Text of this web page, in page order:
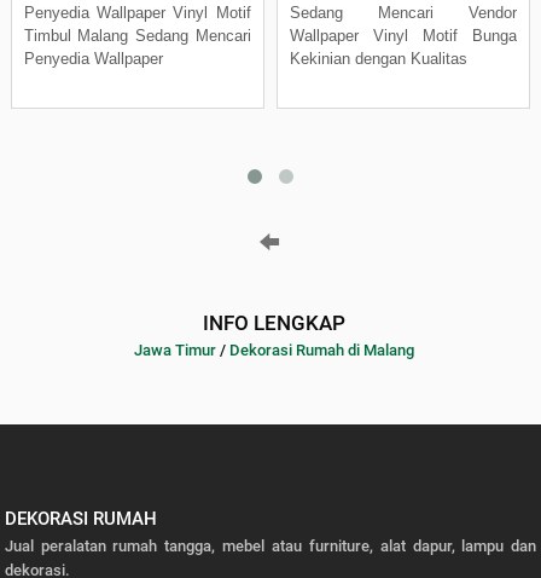
Penyedia Wallpaper Vinyl Motif
Timbul Malang Sedang Mencari
Penyedia Wallpaper
Sedang Mencari Vendor
Wallpaper Vinyl Motif Bunga
Kekinian dengan Kualitas
INFO LENGKAP
Jawa Timur / Dekorasi Rumah di Malang
DEKORASI RUMAH
Jual peralatan rumah tangga, mebel atau furniture, alat dapur, lampu dan
dekorasi.